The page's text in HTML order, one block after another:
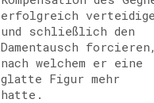
erfolgreich
und schließlich den
Damentausch forcieren,
nach welchem er eine
glatte Figur mehr
hatte.